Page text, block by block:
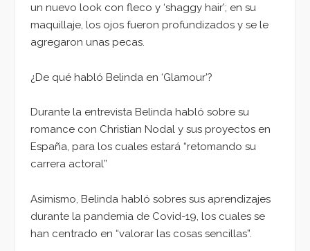
un nuevo look con fleco y ‘shaggy hair’; en su
maquillaje, los ojos fueron profundizados y se le
agregaron unas pecas.
¿De qué habló Belinda en ‘Glamour’?
Durante la entrevista Belinda habló sobre su
romance con Christian Nodal y sus proyectos en
España, para los cuales estará “retomando su
carrera actoral”
Asimismo, Belinda habló sobres sus aprendizajes
durante la pandemia de Covid-19, los cuales se
han centrado en “valorar las cosas sencillas”.